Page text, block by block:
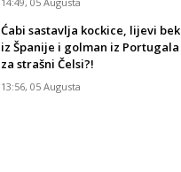
Ćabi sastavlja kockice, lijevi bek
iz Španije i golman iz Portugala
za strašni Čelsi?!
13:56, 05 Augusta